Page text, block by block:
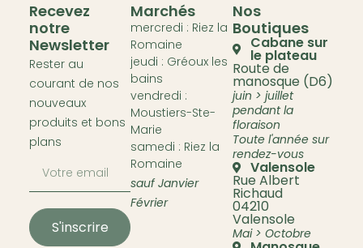
Recevez
notre
Newsletter
Rester au
courant de nos
nouveaux
produits et bons
plans
S'inscrire
Marchés
mercredi : Riez la
Romaine
jeudi : Gréoux les
bains
vendredi :
Moustiers-Ste-
Marie
samedi : Riez la
Romaine
sauf Janvier
Février
Nos
Boutiques
Cabane sur
le plateau
Route de
manosque (D6)
juin > juillet
pendant la
floraison
Toute l'année sur
rendez-vous
Valensole
Rue Albert
Richaud
04210
Valensole
Mai > Octobre